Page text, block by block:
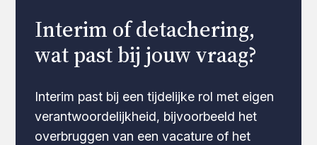
Interim of detachering,
wat past bij jouw vraag?
Interim past bij een tijdelijke rol met eigen
verantwoordelijkheid, bijvoorbeeld het
overbruggen van een vacature of het